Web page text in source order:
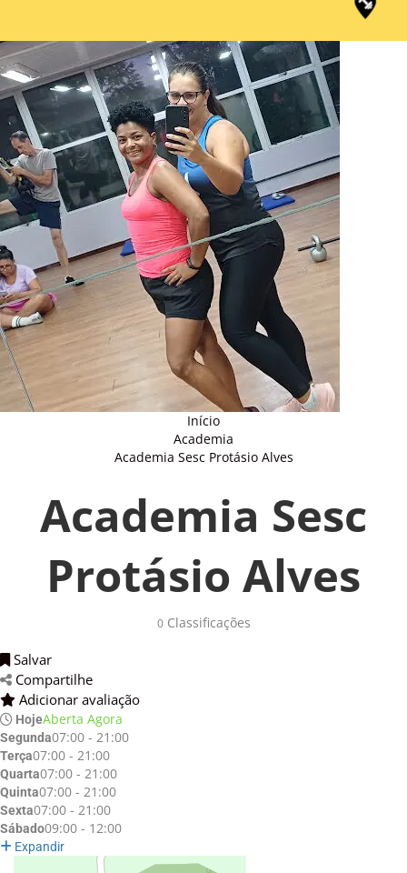
Início
Academia
Academia Sesc Protásio Alves
Academia Sesc
Protásio Alves
0Classificações
Salvar
Compartilhe
Adicionar avaliação
HojeAberta Agora
Segunda07:00 - 21:00
Terça07:00 - 21:00
Quarta07:00 - 21:00
Quinta07:00 - 21:00
Sexta07:00 - 21:00
Sábado09:00 - 12:00
Expandir